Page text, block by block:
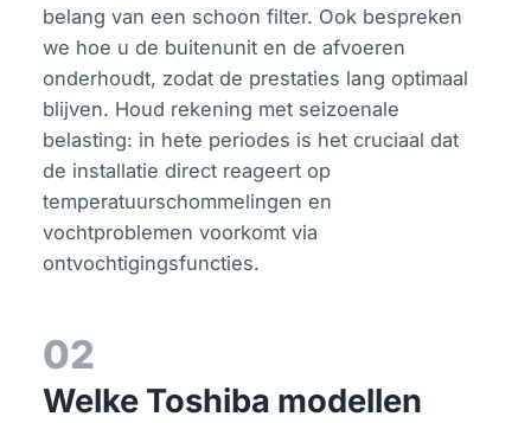
belang van een schoon filter. Ook bespreken
we hoe u de buitenunit en de afvoeren
onderhoudt, zodat de prestaties lang optimaal
blijven. Houd rekening met seizoenale
belasting: in hete periodes is het cruciaal dat
de installatie direct reageert op
temperatuurschommelingen en
vochtproblemen voorkomt via
ontvochtigingsfuncties.
02
Welke Toshiba modellen